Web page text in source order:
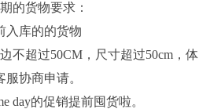
的货物要求：
入库的的货物
不超过50CM，尺寸超过50cm，体
协商申请。
day的促销提前囤货啦。